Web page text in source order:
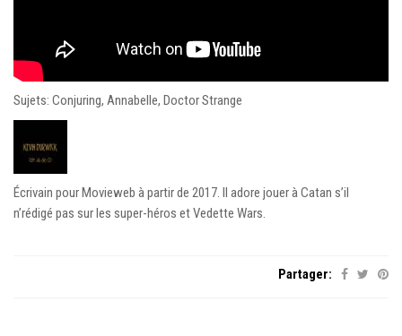
Sujets: Conjuring, Annabelle, Doctor Strange
Écrivain pour Movieweb à partir de 2017. Il adore jouer à Catan s’il
n’rédigé pas sur les super-héros et Vedette Wars.
Partager: